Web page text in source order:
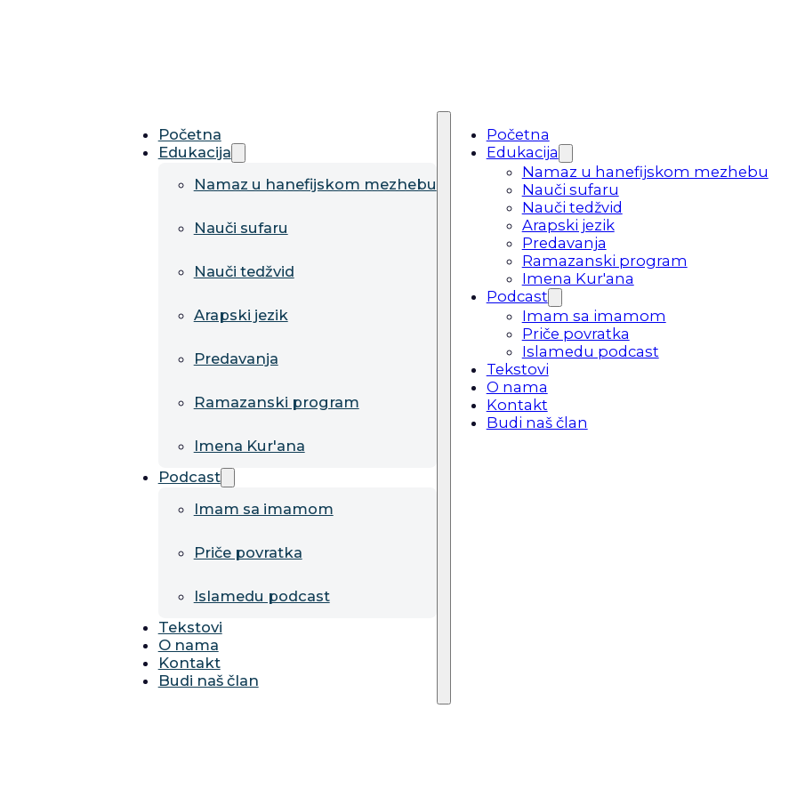
Početna
Edukacija
Namaz u hanefijskom mezhebu
Nauči sufaru
Nauči tedžvid
Arapski jezik
Predavanja
Ramazanski program
Imena Kur'ana
Podcast
Imam sa imamom
Priče povratka
Islamedu podcast
Tekstovi
O nama
Kontakt
Budi naš član
Početna
Edukacija
Namaz u hanefijskom mezhebu
Nauči sufaru
Nauči tedžvid
Arapski jezik
Predavanja
Ramazanski program
Imena Kur'ana
Podcast
Imam sa imamom
Priče povratka
Islamedu podcast
Tekstovi
O nama
Kontakt
Budi naš član